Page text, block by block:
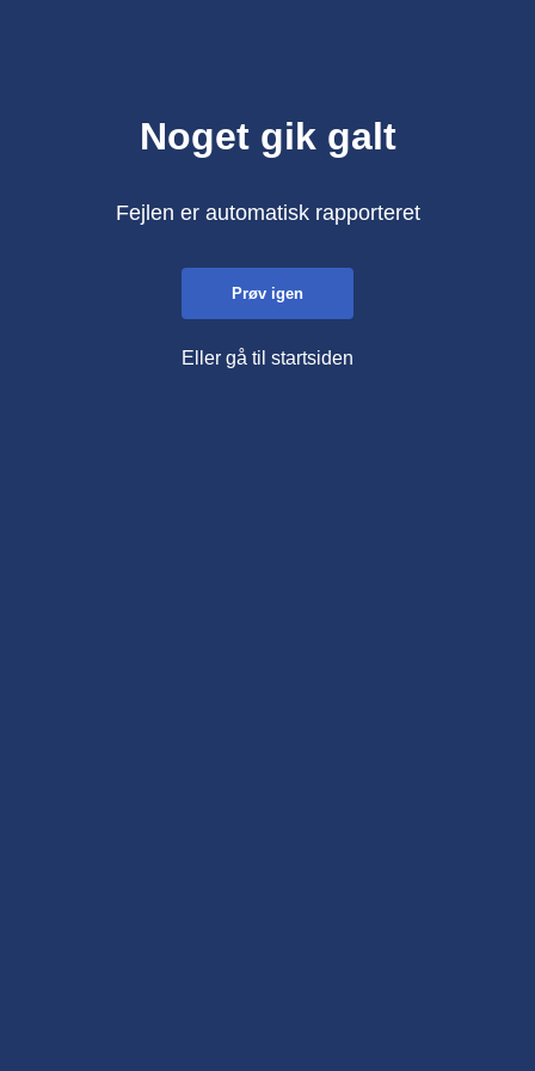
Noget gik galt
Fejlen er automatisk rapporteret
Prøv igen
Eller gå til startsiden